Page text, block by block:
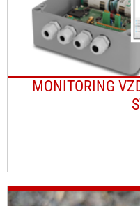
MONITORING